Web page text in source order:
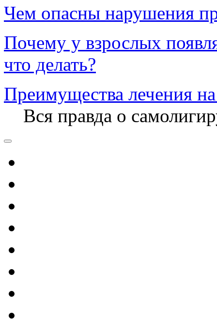
Чем опасны нарушения
Почему у взрослых
что делать?
Преимущества лечения
Вся правда о